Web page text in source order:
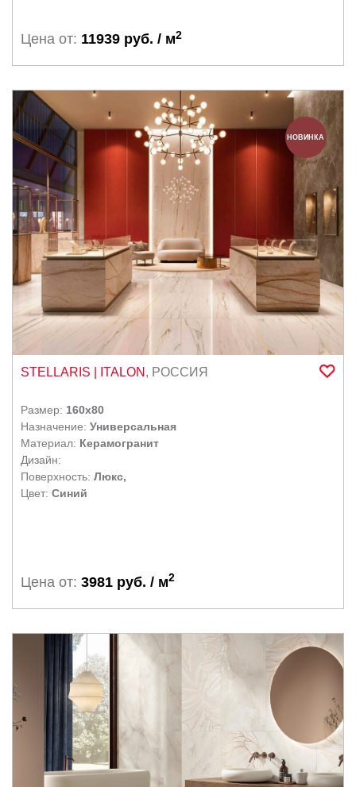
Цена от: 11939 руб. / м2
STELLARIS | ITALON , РОССИЯ
Размер: 160x80
Назначение: Универсальная
Материал: Керамогранит
Дизайн:
Поверхность: Люкс,
Цвет: Синий
Цена от: 3981 руб. / м2
НОВИНКА